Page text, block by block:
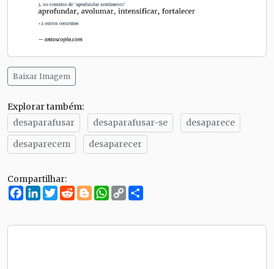
Baixar Imagem
Explorar também:
desaparafusar
desaparafusar-se
desaparece
desaparecem
desaparecer
Compartilhar:
Facebook
LinkedIn
Twitter
RedditBloggerWhatsApp
Copy
Link